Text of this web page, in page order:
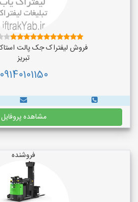
فروش لیفتراک جک پالت
تبریز
09140101150
مشاهده پروفایل
فروشنده